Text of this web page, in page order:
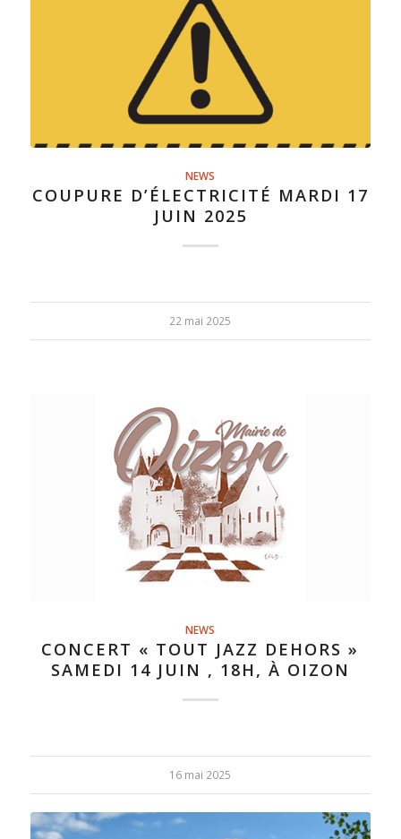
NEWS
COUPURE D’ÉLECTRICITÉ MARDI 17
JUIN 2025
22 mai 2025
NEWS
CONCERT « TOUT JAZZ DEHORS »
SAMEDI 14 JUIN , 18H, À OIZON
16 mai 2025